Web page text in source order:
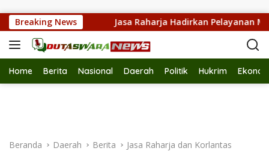
Breaking News
Jasa Raharja Hadirkan Pelayanan
Home Berita Nasional Daerah Politik Hukrim
Beranda Daerah Berita
Jasa Raharja dan Korlantas